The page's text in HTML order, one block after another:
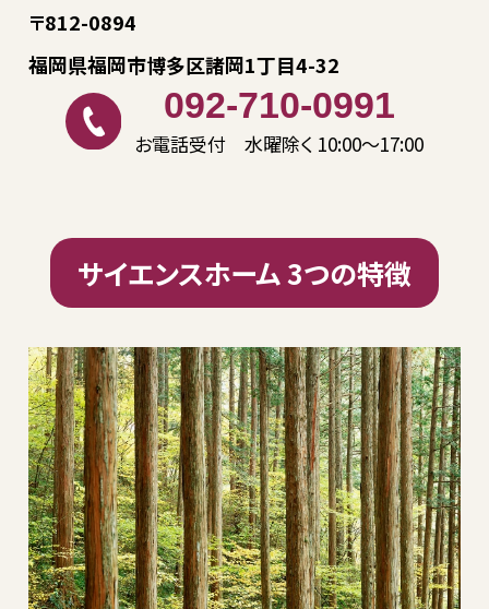
〒812-0894
福岡県福岡市博多区諸岡1丁目4-32
092-710-0991
お電話受付 水曜除く 10:00〜17:00
サイエンスホーム 3つの特徴